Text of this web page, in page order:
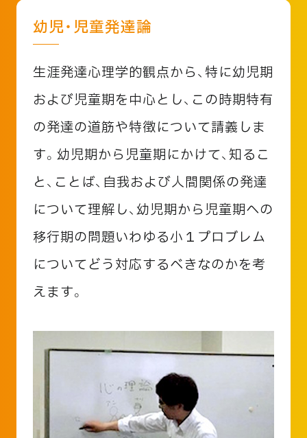
幼児・児童発達論
生涯発達心理学的観点から、特に幼児期
および児童期を中心とし、この時期特有
の発達の道筋や特徴について請義しま
す。幼児期から児童期にかけて、知るこ
と、ことば、自我および人間関係の発達
について理解し、幼児期から児童期への
移行期の問題いわゆる小１プロブレム
についてどう対応するべきなのかを考
えます。